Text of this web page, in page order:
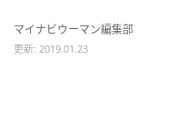
マイナビウーマン編集部
更新: 2019.01.23